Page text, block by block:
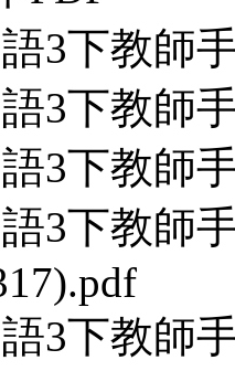
3下教師
3下教師
3下教師
3下教師
3下教師